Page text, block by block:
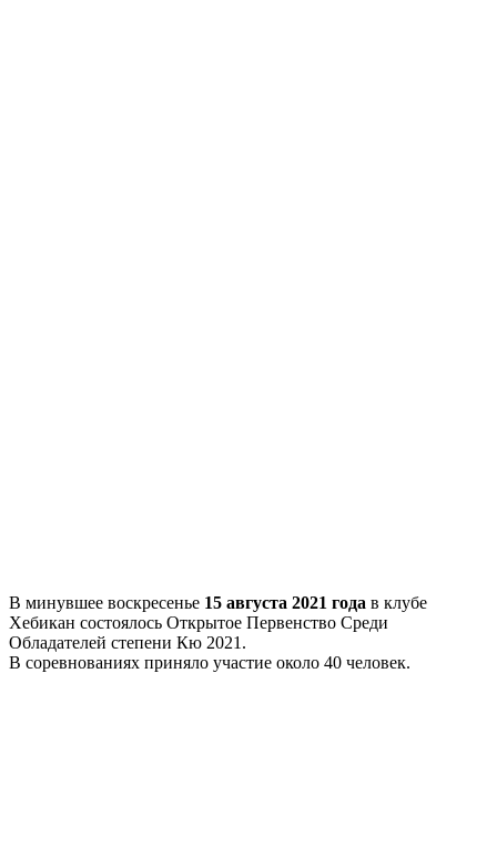
В минувшее воскресенье 15 августа 2021 года в клубе
Хебикан состоялось Открытое Первенство Среди
Обладателей степени Кю 2021.
В соревнованиях приняло участие около 40 человек.